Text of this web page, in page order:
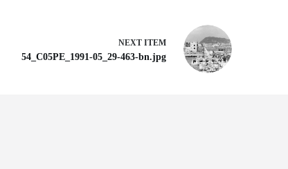
NEXT ITEM
54_C05PE_1991-05_29-463-bn.jpg